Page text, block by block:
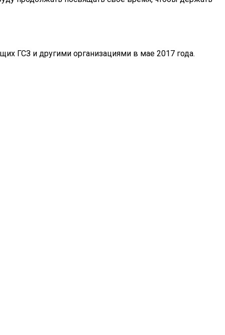
ГСЗ и другими организациями в мае 2017 года.